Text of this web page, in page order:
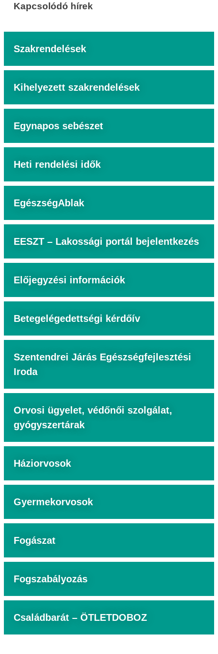
Kapcsolódó hírek
Szakrendelések
Kihelyezett szakrendelések
Egynapos sebészet
Heti rendelési idők
EgészségAblak
EESZT – Lakossági portál bejelentkezés
Előjegyzési információk
Betegelégedettségi kérdőív
Szentendrei Járás Egészségfejlesztési
Iroda
Orvosi ügyelet, védőnői szolgálat,
gyógyszertárak
Háziorvosok
Gyermekorvosok
Fogászat
Fogszabályozás
Családbarát – ÖTLETDOBOZ